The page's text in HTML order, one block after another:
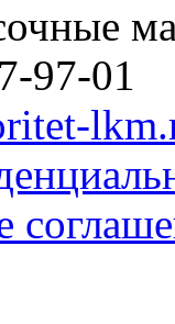
97-01